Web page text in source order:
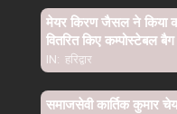
मेयर किरण जैसल ने किया
वितरित किए कम्पोस्टेबल बैग
IN: हरिद्वार
समाजसेवी कार्तिक कुमार